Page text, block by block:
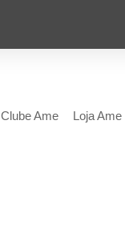
Clube Ame Loja Ame